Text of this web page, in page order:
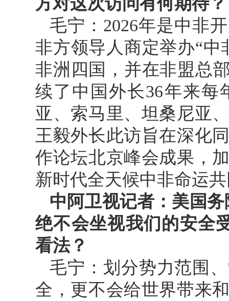
毛宁：2026年是中非
非方领导人商定举办“
非洲四国，并在非盟总
续了中国外长36年来每
亚、索马里、坦桑尼亚
王毅外长此访旨在深化
作论坛北京峰会成果，
新时代全天候中非命运
中阿卫视记者：美国
绝不会坐视我们的安全
看法？
毛宁：划分势力范围
全，更不会给世界带来